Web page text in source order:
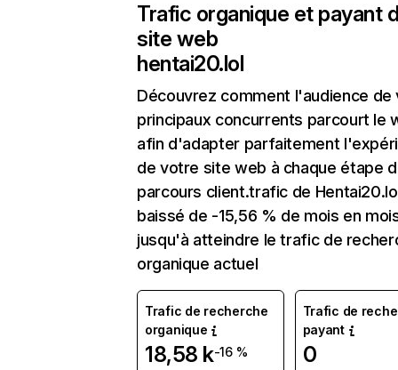
Trafic organique et payant
site web
hentai20.lol
Découvrez comment l'audience de
principaux concurrents parcourt le
afin d'adapter parfaitement
de votre site web à chaque étape
parcours client.trafic de
baissé de -15,56 % de mois en
jusqu'à atteindre le trafic de
organique actuel
Trafic de recherche
organique
18,58 k-16 %
Trafic de
payant
0